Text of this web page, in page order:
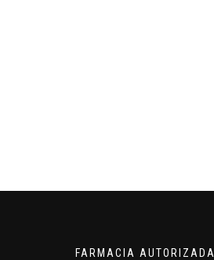
FARMACIA AUTORIZADA